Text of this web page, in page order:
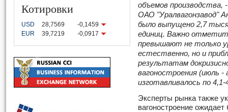
Котировки
USD 28,7569
-0,1459
EUR
39,7219 -0,0917
объемов производства,
ОАО "Уралвагонзавод"
было выпущено 2,7
единиц. Важно
превышают не только
естественно, но и
результатам
вагоностроения (июль -
изготавливалось по
Эксперты рынка также
вагоностроение